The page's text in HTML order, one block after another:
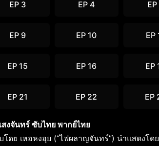
EP 3 EP 4 EP
EP 9 EP 10 EP
EP 15 EP 16 EP
EP 21 EP 22 EP
งจันทร์ ซับไทย พากย์ไทย
ดย เหอหงฮุย (“ไฟผลาญจันทร์”) นำแสดงโด